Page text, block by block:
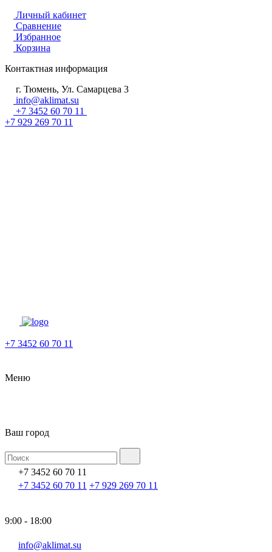
Личный кабинет
Сравнение
Избранное
Корзина
Контактная информация
г. Тюмень, Ул. Самарцева 3
info@aklimat.su
+7 3452 60 70 11
+7 929 269 70 11
+7 3452 60 70 11
Меню
Ваш город
+7 3452 60 70 11
+7 3452 60 70 11 +7 929 269 70 11
9:00 - 18:00
info@aklimat.su